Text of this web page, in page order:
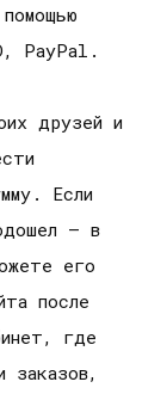
PayPal.
друзей и
Если
– в
его
после
где
заказов,